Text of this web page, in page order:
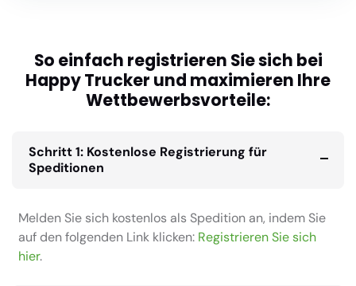
So einfach registrieren Sie sich bei
Happy Trucker und maximieren Ihre
Wettbewerbsvorteile:
Schritt 1: Kostenlose Registrierung für
Speditionen
Melden Sie sich kostenlos als Spedition an, indem Sie
auf den folgenden Link klicken: Registrieren Sie sich
hier.